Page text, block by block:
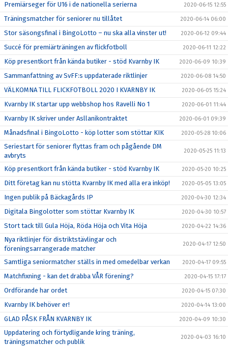
Premiärseger för U16 i de nationella serierna 2020-06-15 12:55
Träningsmatcher för seniorer nu tillåtet 2020-06-14 06:00
Stor säsongsfinal i BingoLotto – nu ska alla vinster ut! 2020-06-12 09:44
Succé för premiärträningen av flickfotboll 2020-06-11 12:22
Köp presentkort från kända butiker - stöd Kvarnby IK 2020-06-09 10:39
Sammanfattning av SvFF:s uppdaterade riktlinjer 2020-06-08 14:50
VÄLKOMNA TILL FLICKFOTBOLL 2020 I KVARNBY IK 2020-06-05 15:24
Kvarnby IK startar upp webbshop hos Ravelli No 1 2020-06-01 11:44
Kvarnby IK skriver under Asllanikontraktet 2020-06-01 09:39
Månadsfinal i BingoLotto - köp lotter som stöttar KIK 2020-05-28 10:06
Seriestart för seniorer flyttas fram och pågående DM
avbryts
2020-05-25 11:13
Köp presentkort från kända butiker - stöd Kvarnby IK 2020-05-20 10:25
Ditt företag kan nu stötta Kvarnby IK med alla era inköp! 2020-05-05 13:05
Ingen publik på Bäckagårds IP 2020-04-30 12:34
Digitala Bingolotter som stöttar Kvarnby IK 2020-04-30 10:57
Stort tack till Gula Höja, Röda Höja och Vita Höja 2020-04-22 14:36
Nya riktlinjer för distriktstävlingar och
föreningsarrangerade matcher
2020-04-17 12:50
Samtliga seniormatcher ställs in med omedelbar verkan 2020-04-17 09:55
Matchfixning - kan det drabba VÅR förening? 2020-04-15 17:17
Ordförande har ordet 2020-04-15 07:30
Kvarnby IK behöver er! 2020-04-14 13:00
GLAD PÅSK FRÅN KVARNBY IK 2020-04-09 10:30
Uppdatering och förtydligande kring träning,
träningsmatcher och publik
2020-04-03 16:10